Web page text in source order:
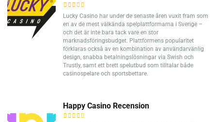
Lucky Casino har under de senaste åren vuxit fram som
en av de mest välkända spelplattformarna i Sverige –
och det är inte bara tack vare en stor
marknadsföringsbudget. Plattformens popularitet
förklaras också av en kombination av användarvänlig
design, snabba betalningslösningar via Swish och
Trustly, samt ett brett spelutbud som tilltalar både
casinospelare och sportsbettare.
Happy Casino Recension